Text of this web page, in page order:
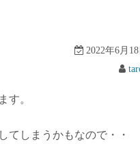
2022年6月18
す。
てしまうかもなので・・